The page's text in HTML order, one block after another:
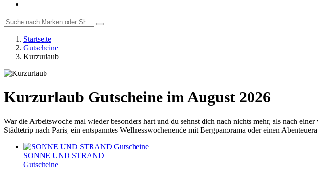
Startseite
Gutscheine
Kurzurlaub
Kurzurlaub Gutscheine im August 2026
War die Arbeitswoche mal wieder besonders hart und du sehnst dich nach nichts mehr, als nach
Städtetrip nach Paris, ein entspanntes Wellnesswochenende mit Bergpanorama oder einen
SONNE UND STRAND
Gutscheine